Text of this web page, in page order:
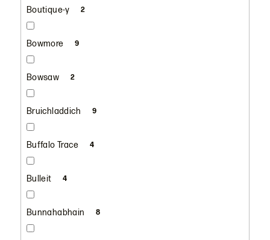
Boutique-y 2
Bowmore 9
Bowsaw 2
Bruichladdich 9
Buffalo Trace 4
Bulleit 4
Bunnahabhain 8